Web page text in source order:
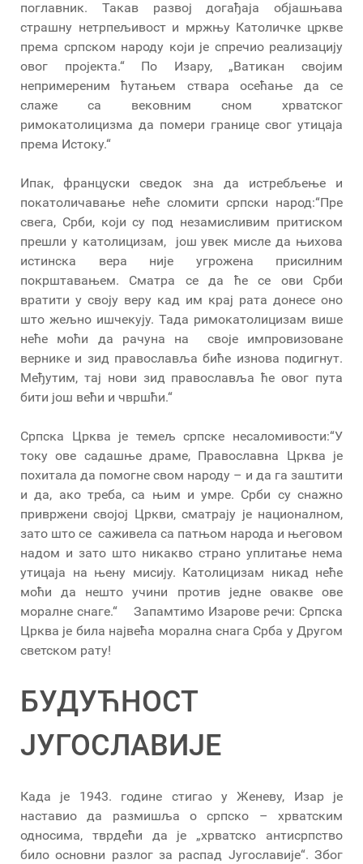
поглавник. Такав развој догађаја објашњава
страшну нетрпељивост и мржњу Католичке цркве
према српском народу који је спречио реализацију
овог пројекта.“ По Изару, „Ватикан својим
непримереним ћутањем ствара осећање да се
слаже са вековним сном хрватског
римокатолицизма да помери границе свог утицаја
према Истоку.“
Ипак, француски сведок зна да истребљење и
покатоличавање неће сломити српски народ:“Пре
свега, Срби, који су под незамисливим притиском
прешли у католицизам, још увек мисле да њихова
истинска вера није угрожена присилним
покрштавањем. Сматра се да ће се ови Срби
вратити у своју веру кад им крај рата донесе оно
што жељно ишчекују. Тада римокатолицизам више
неће моћи да рачуна на своје импровизоване
вернике и зид православља биће изнова подигнут.
Међутим, тај нови зид православља ће овог пута
бити још већи и чвршћи.“
Српска Црква је темељ српске несаломивости:“У
току ове садашње драме, Православна Црква је
похитала да помогне свом народу – и да га заштити
и да, ако треба, са њим и умре. Срби су снажно
привржени својој Цркви, сматрају је националном,
зато што се саживела са патњом народа и његовом
надом и зато што никакво страно уплитање нема
утицаја на њену мисију. Католицизам никад неће
моћи да нешто учини против једне овакве ове
моралне снаге.“ Запамтимо Изарове речи: Српска
Црква је била највећа морална снага Срба у Другом
светском рату!
БУДУЋНОСТ
ЈУГОСЛАВИЈЕ
Када је 1943. године стигао у Женеву, Изар је
наставио да размишља о српско – хрватским
односима, тврдећи да је „хрватско антисрпство
било основни разлог за распад Југославије“. Због